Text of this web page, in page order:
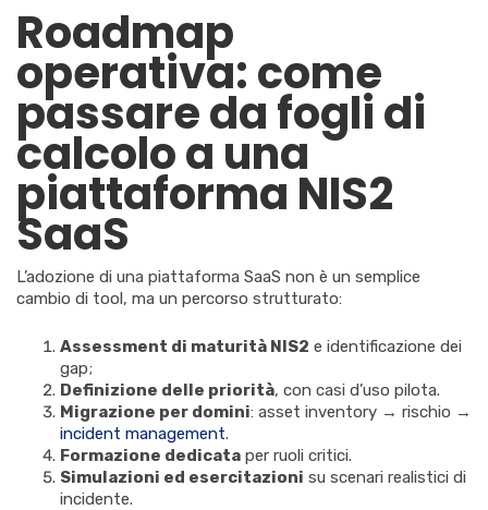
Roadmap
operativa: come
passare da fogli di
calcolo a una
piattaforma NIS2
SaaS
L’adozione di una piattaforma SaaS non è un semplice
cambio di tool, ma un percorso strutturato:
Assessment di maturità NIS2 e identificazione dei
gap;
Definizione delle priorità, con casi d’uso pilota.
Migrazione per domini: asset inventory → rischio →
incident management.
Formazione dedicata per ruoli critici.
Simulazioni ed esercitazioni su scenari realistici di
incidente.